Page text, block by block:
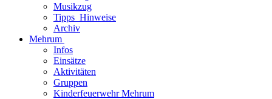
Musikzug
Tipps_Hinweise
Archiv
Mehrum
Infos
Einsätze
Aktivitäten
Gruppen
Kinderfeuerwehr Mehrum